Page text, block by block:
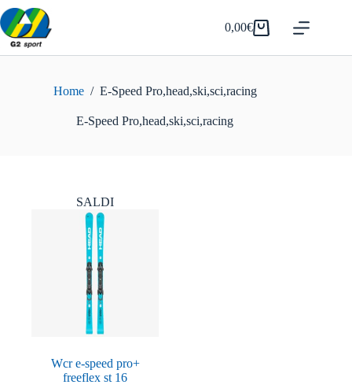
Salta
al
contenuto
Carrello
0,00€
Home / E-Speed Pro,head,ski,sci,racing
E-Speed Pro,head,ski,sci,racing
SALDI
Wcr e-speed pro+
freeflex st 16